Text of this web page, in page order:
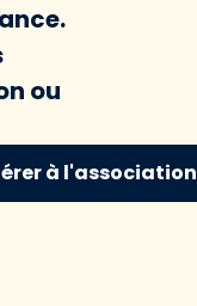
ou
à l'association